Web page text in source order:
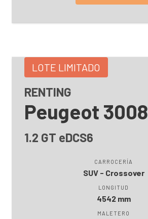
LOTE LIMITADO
RENTING
Peugeot 3008
1.2 GT eDCS6
CARROCERÍA
SUV - Crossover
LONGITUD
4542 mm
MALETERO